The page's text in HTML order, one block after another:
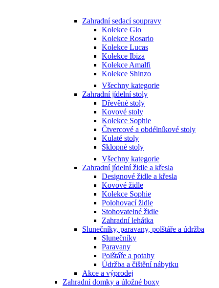
Zahradní sedací soupravy
Kolekce Gio
Kolekce Rosario
Kolekce Lucas
Kolekce Ibiza
Kolekce Amalfi
Kolekce Shinzo
Všechny kategorie
Zahradní jídelní stoly
Dřevěné stoly
Kovové stoly
Kolekce Sophie
Čtvercové a obdélníkové stoly
Kulaté stoly
Sklopné stoly
Všechny kategorie
Zahradní jídelní židle a křesla
Designové židle a křesla
Kovové židle
Kolekce Sophie
Polohovací židle
Stohovatelné židle
Zahradní lehátka
Slunečníky, paravany, polštáře a údržba
Slunečníky
Paravany
Polštáře a potahy
Údržba a čištění nábytku
Akce a výprodej
Zahradní domky a úložné boxy